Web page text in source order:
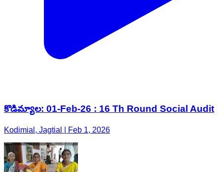
కొడిమ్యాల: 01-Feb-26 : 16 Th Round Social Audit
Kodimial, Jagtial | Feb 1, 2026